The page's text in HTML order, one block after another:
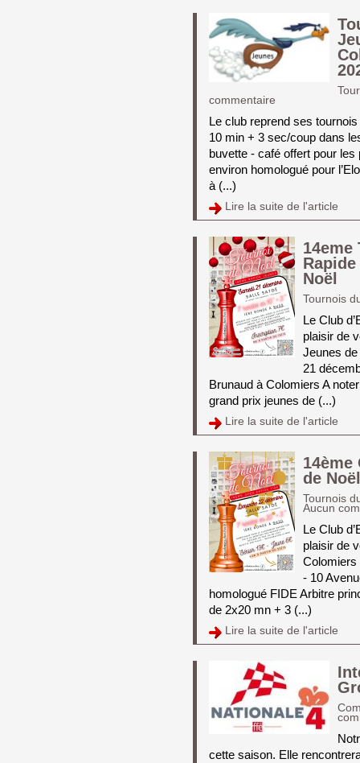
commentaire
Le club reprend ses
10 min + 3 sec/coup dans
buvette - café offert pour
environ homologué pour
à (...)
Lire la suite de l'article
14eme
Noël
Tournois
Le Club
plaisir de
Jeunes
21
Brunaud à Colomiers A
grand prix jeunes de (...)
Lire la suite de l'article
14ème
de Noël
Tournois
Aucun
Le Club
plaisir de
Colomiers
- 10
homologué FIDE Arbitre
de 2x20 mn + 3 (...)
Lire la suite de l'article
cette saison. Elle